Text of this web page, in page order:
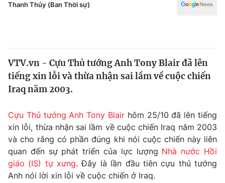
Pháp luật
Thế giới
Tin tức
Câu chuyện quốc tế
Kinh tế
Tài chính
Thị trường
Góc doanh nghiệp
Dữ liệu và đời sống
Truyền hình
Phim VTV
Công nghệ
Thanh Thủy (Ban Thời sự)
VTV.vn - Cựu Thủ tướng Anh Tony Blair đã lên
tiếng xin lỗi và thừa nhận sai lầm về cuộc chiến
Iraq năm 2003.
Cựu Thủ tướng Anh Tony Blair hôm 25/10 đã lên tiếng
xin lỗi, thừa nhận sai lầm về cuộc chiến Iraq năm 2003
và cho rằng có phần đúng khi nói cuộc chiến này liên
quan đến sự phát triển của lực lượng Nhà nước Hồi
giáo (IS) tự xưng. Đây là lần đầu tiên cựu thủ tướng
Anh nói lời xin lỗi về cuộc chiến ở Iraq.